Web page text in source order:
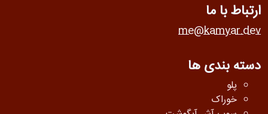
ارتباط با ما
me@kamyar.dev
دسته بندی ها
پلو
خوراک